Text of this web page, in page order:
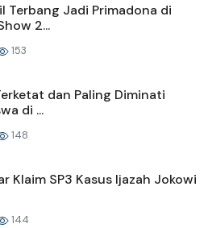
Terbang Jadi Primadona di
2...
153
dan Paling Diminati
di ...
148
Klaim SP3 Kasus Ijazah Jokowi
144